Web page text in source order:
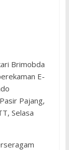
Brimobda
E-
Pajang,
Selasa